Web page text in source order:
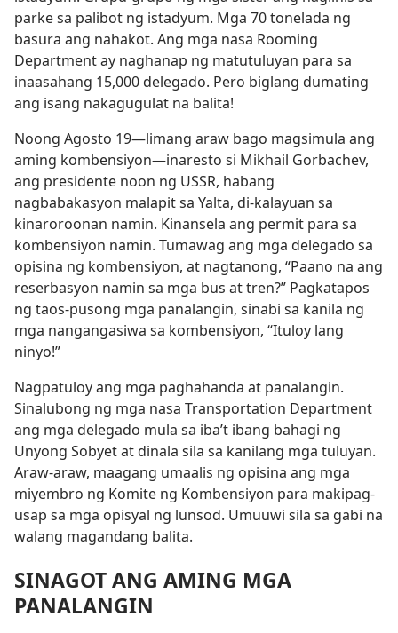
parke sa palibot ng istadyum. Mga 70 tonelada ng
basura ang nahakot. Ang mga nasa Rooming
Department ay naghanap ng matutuluyan para sa
inaasahang 15,000 delegado. Pero biglang dumating
ang isang nakagugulat na balita!
Noong Agosto 19—limang araw bago magsimula ang
aming kombensiyon—inaresto si Mikhail Gorbachev,
ang presidente noon ng USSR, habang
nagbabakasyon malapit sa Yalta, di-kalayuan sa
kinaroroonan namin. Kinansela ang permit para sa
kombensiyon namin. Tumawag ang mga delegado sa
opisina ng kombensiyon, at nagtanong, “Paano na ang
reserbasyon namin sa mga bus at tren?” Pagkatapos
ng taos-pusong mga panalangin, sinabi sa kanila ng
mga nangangasiwa sa kombensiyon, “Ituloy lang
ninyo!”
Nagpatuloy ang mga paghahanda at panalangin.
Sinalubong ng mga nasa Transportation Department
ang mga delegado mula sa iba’t ibang bahagi ng
Unyong Sobyet at dinala sila sa kanilang mga tuluyan.
Araw-araw, maagang umaalis ng opisina ang mga
miyembro ng Komite ng Kombensiyon para makipag-
usap sa mga opisyal ng lunsod. Umuuwi sila sa gabi na
walang magandang balita.
SINAGOT ANG AMING MGA
PANALANGIN